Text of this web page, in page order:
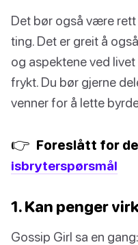
Det bør også være
ting. Det er greit å
og aspektene ved
frykt. Du bør gjerne
venner for å lette
👉 Foreslått for
isbryterspørsmål
1. Kan penger
Gossip Girl sa en